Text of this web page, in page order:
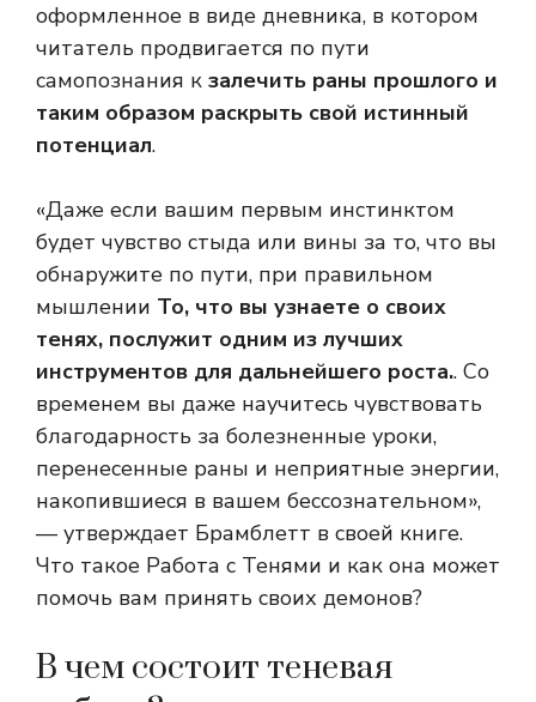
оформленное в виде дневника, в котором
читатель продвигается по пути
самопознания к залечить раны прошлого и
таким образом раскрыть свой истинный
потенциал.
«Даже если вашим первым инстинктом
будет чувство стыда или вины за то, что вы
обнаружите по пути, при правильном
мышлении То, что вы узнаете о своих
тенях, послужит одним из лучших
инструментов для дальнейшего роста.. Со
временем вы даже научитесь чувствовать
благодарность за болезненные уроки,
перенесенные раны и неприятные энергии,
накопившиеся в вашем бессознательном»,
— утверждает Брамблетт в своей книге.
Что такое Работа с Тенями и как она может
помочь вам принять своих демонов?
В чем состоит теневая